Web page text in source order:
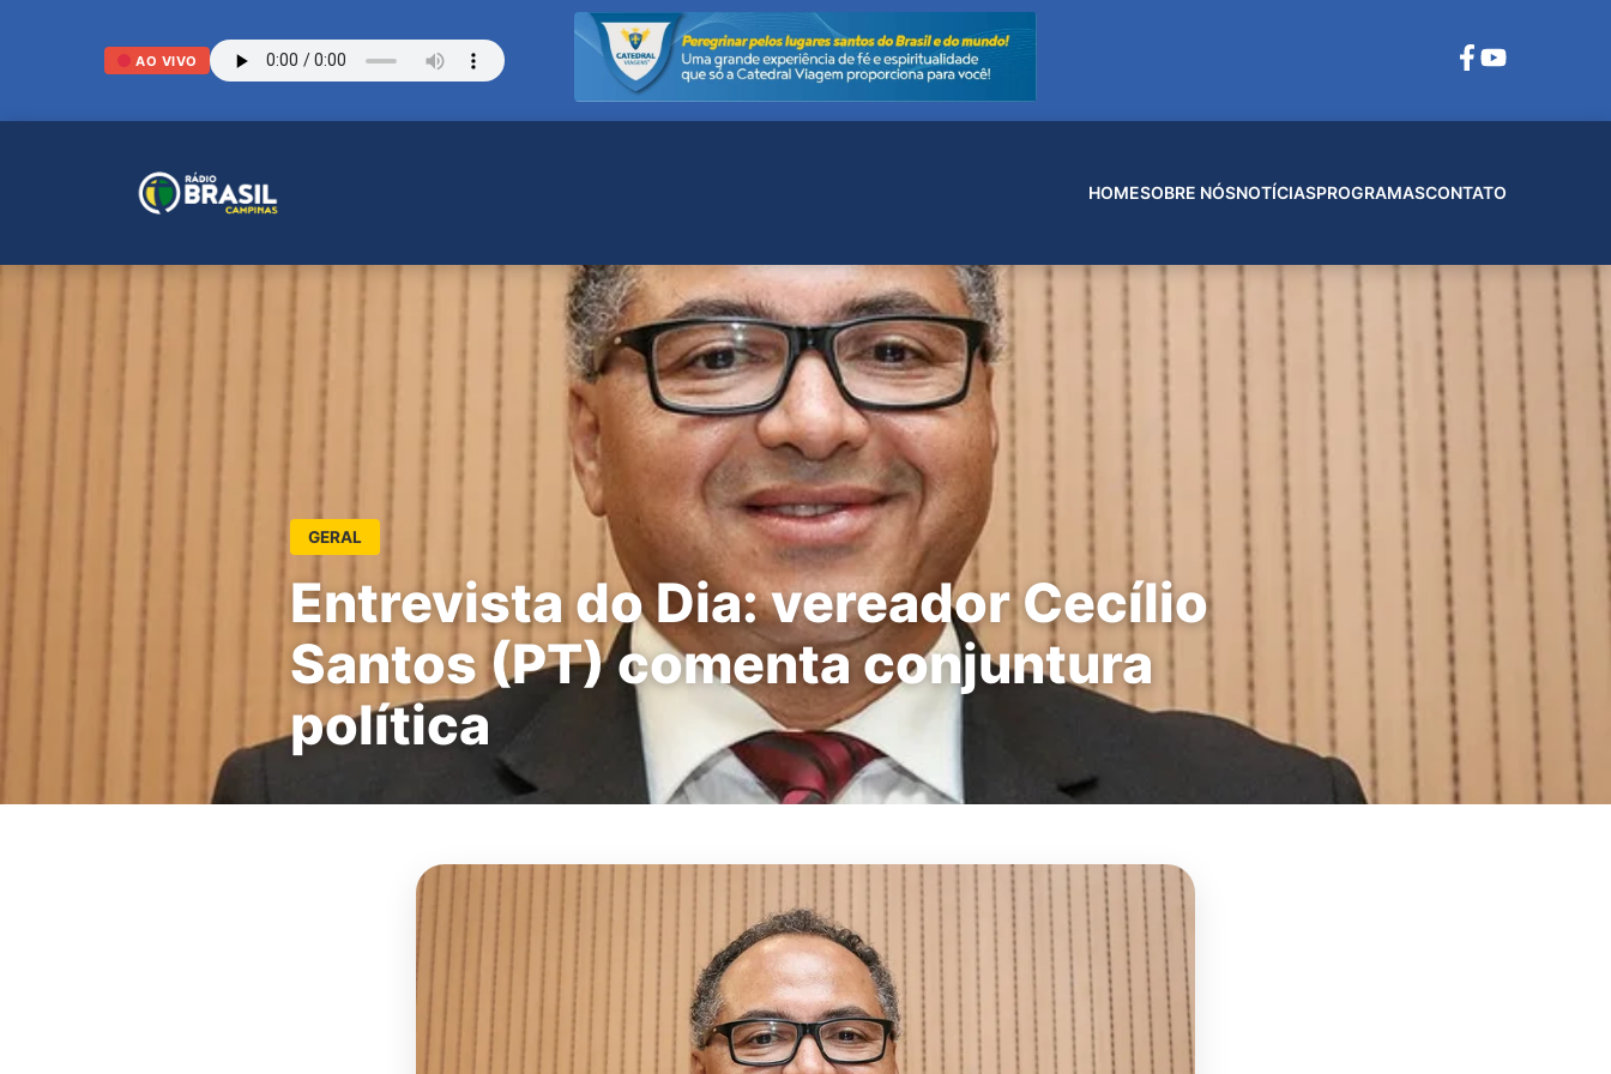
AO VIVO
HOMESOBRE NÓSNOTÍCIASPROGRAMASCONTATO
GERAL
Entrevista do Dia: vereador Cecílio
Santos (PT) comenta conjuntura
política